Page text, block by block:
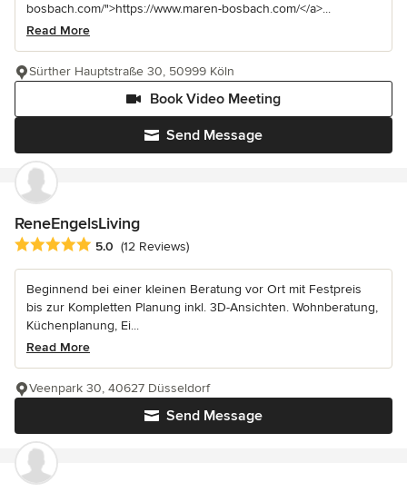
bosbach.com/">https://www.maren-bosbach.com/</a>...
Read More
Send Message
Book Video Meeting
Sürther Hauptstraße 30, 50999 Köln
ReneEngelsLiving
Average rating: 5 out of 5 stars
5.0 (12 Reviews)
Beginnend bei einer kleinen Beratung vor Ort mit Festpreis
bis zur Kompletten Planung inkl. 3D-Ansichten. Wohnberatung,
Küchenplanung, Ei...
Read More
Send Message
Veenpark 30, 40627 Düsseldorf